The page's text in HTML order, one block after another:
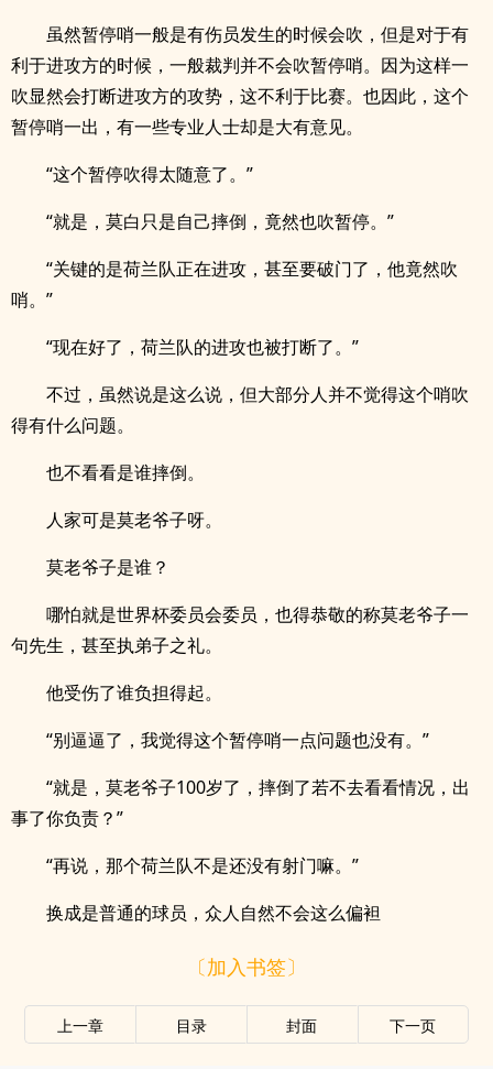
虽然暂停哨一般是有伤员发生的时候会吹，但是对于有
利于进攻方的时候，一般裁判并不会吹暂停哨。因为这样一
吹显然会打断进攻方的攻势，这不利于比赛。也因此，这个
暂停哨一出，有一些专业人士却是大有意见。
“这个暂停吹得太随意了。”
“就是，莫白只是自己摔倒，竟然也吹暂停。”
“关键的是荷兰队正在进攻，甚至要破门了，他竟然吹
哨。”
“现在好了，荷兰队的进攻也被打断了。”
不过，虽然说是这么说，但大部分人并不觉得这个哨吹
得有什么问题。
也不看看是谁摔倒。
人家可是莫老爷子呀。
莫老爷子是谁？
哪怕就是世界杯委员会委员，也得恭敬的称莫老爷子一
句先生，甚至执弟子之礼。
他受伤了谁负担得起。
“别逼逼了，我觉得这个暂停哨一点问题也没有。”
“就是，莫老爷子100岁了，摔倒了若不去看看情况，出
事了你负责？”
“再说，那个荷兰队不是还没有射门嘛。”
换成是普通的球员，众人自然不会这么偏袒
〔加入书签〕
上一章 目录 封面 下一页